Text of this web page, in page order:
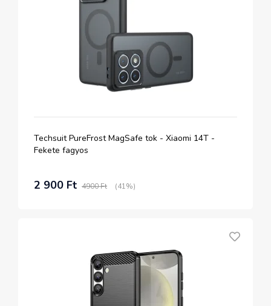
Techsuit PureFrost MagSafe tok - Xiaomi 14T -
Fekete fagyos
2 900 Ft 4900 Ft (41%)